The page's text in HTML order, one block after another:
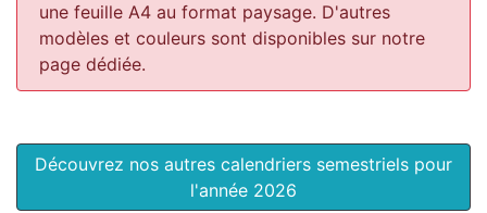
une feuille A4 au format paysage. D'autres
modèles et couleurs sont disponibles sur notre
page dédiée.
Découvrez nos autres calendriers semestriels pour
l'année 2026